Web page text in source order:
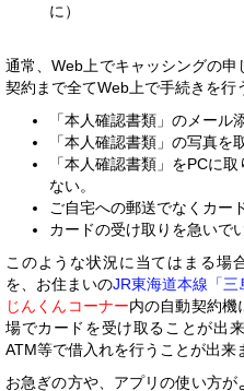
に）
通常、Web上でキャッシングの
契約まで全てWeb上で手続きを行
「本人確認書類」のメール
「本人確認書類」の写真を
「本人確認書類」をPCに
ない。
ご自宅への郵送でなくカー
カードの受け取りを急いで
このような状況に当てはまる場
を、お住まいのJR東海道本線「三
じんくんコーナー内の自動契約機
場でカードを受け取ることが出
ATM等で借入れを行うことが出来
お急ぎの方や、アプリの使い方